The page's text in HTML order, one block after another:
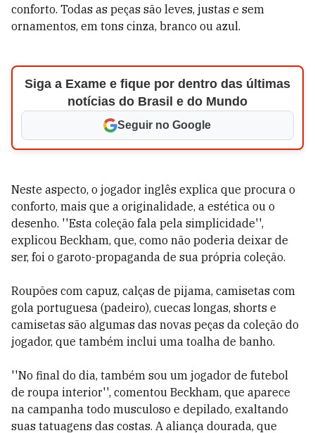
conforto. Todas as peças são leves, justas e sem
ornamentos, em tons cinza, branco ou azul.
Siga a Exame e fique por dentro das últimas
notícias do Brasil e do Mundo
Seguir no Google
Neste aspecto, o jogador inglês explica que procura o
conforto, mais que a originalidade, a estética ou o
desenho. ''Esta coleção fala pela simplicidade'',
explicou Beckham, que, como não poderia deixar de
ser, foi o garoto-propaganda de sua própria coleção.
Roupões com capuz, calças de pijama, camisetas com
gola portuguesa (padeiro), cuecas longas, shorts e
camisetas são algumas das novas peças da coleção do
jogador, que também inclui uma toalha de banho.
''No final do dia, também sou um jogador de futebol
de roupa interior'', comentou Beckham, que aparece
na campanha todo musculoso e depilado, exaltando
suas tatuagens das costas. A aliança dourada, que